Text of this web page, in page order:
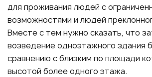
для проживания людей с
возможностями и людей
Вместе с тем нужно сказать, что
возведение одноэтажного здания
сравнению с близким по площади
высотой более одного этажа.